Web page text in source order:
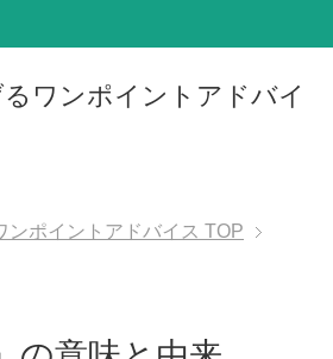
ワンポイントアドバイ
ンポイントアドバイス TOP